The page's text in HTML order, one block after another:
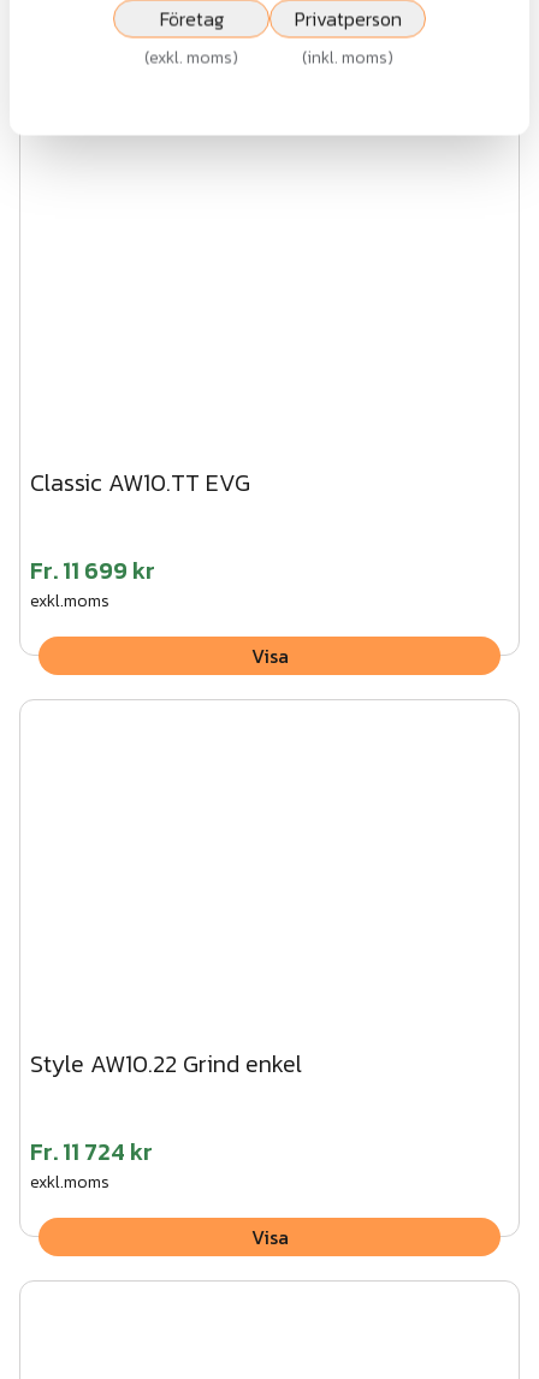
Classic AW10.TT EVG
Fr.11 699 kr
exkl.moms
Visa
Style AW10.22 Grind enkel
Fr.11 724 kr
exkl.moms
Visa
Företag
(exkl. moms)
Privatperson
(inkl. moms)